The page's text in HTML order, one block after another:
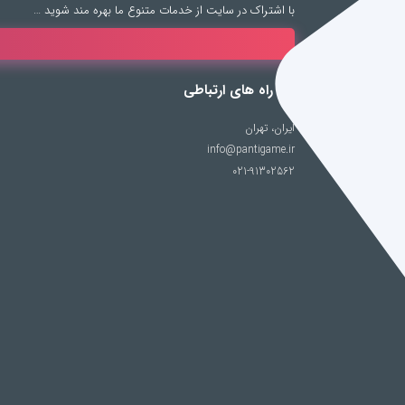
با اشتراک در سایت از خدمات متنوع ما بهره مند شوید …
راه های ارتباطی
ایران، تهران
info@pantigame.ir
021-91302562